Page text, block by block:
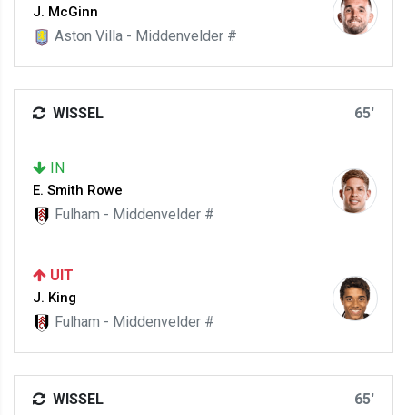
J. McGinn
Aston Villa - Middenvelder #
WISSEL 65'
IN
E. Smith Rowe
Fulham - Middenvelder #
UIT
J. King
Fulham - Middenvelder #
WISSEL 65'